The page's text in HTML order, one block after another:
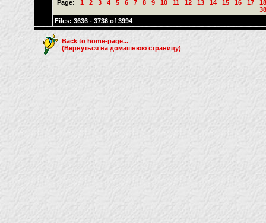
Page: 1 2 3 4 5 6 7 8 9 10 11 12 13 14 15 16 17
18
38
Files: 3636 - 3736 of 3994
Back to home-page...
(Вернуться на домашнюю страницу)